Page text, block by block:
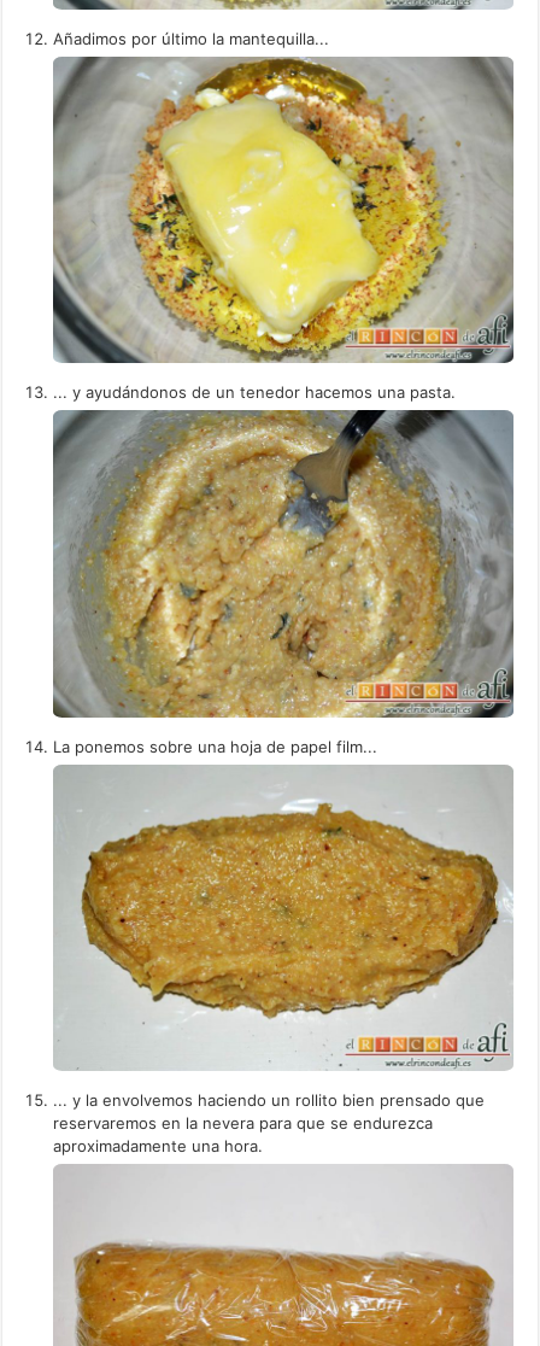
Añadimos por último la mantequilla...
... y ayudándonos de un tenedor hacemos una pasta.
La ponemos sobre una hoja de papel film...
... y la envolvemos haciendo un rollito bien prensado que
reservaremos en la nevera para que se endurezca
aproximadamente una hora.